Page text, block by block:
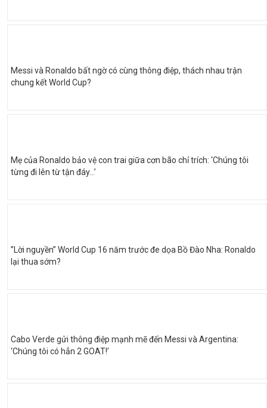
Messi và Ronaldo bất ngờ có cùng thông điệp, thách nhau trận
chung kết World Cup?
Mẹ của Ronaldo bảo vệ con trai giữa cơn bão chỉ trích: ‘Chúng tôi
từng đi lên từ tận đáy…’
”Lời nguyền” World Cup 16 năm trước đe dọa Bồ Đào Nha: Ronaldo
lại thua sớm?
Cabo Verde gửi thông điệp mạnh mẽ đến Messi và Argentina:
‘Chúng tôi có hẳn 2 GOAT!’